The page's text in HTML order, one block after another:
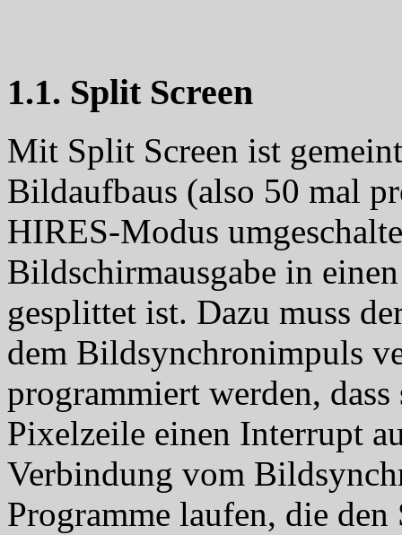
1.1. Split Screen
Mit Split Screen ist
Bildaufbaus (also 50 mal
HIRES-Modus
Bildschirmausgabe in
gesplittet ist. Dazu muss
dem Bildsynchronimpuls
programmiert werden,
Pixelzeile einen Interrupt
Verbindung vom
Programme laufen, die